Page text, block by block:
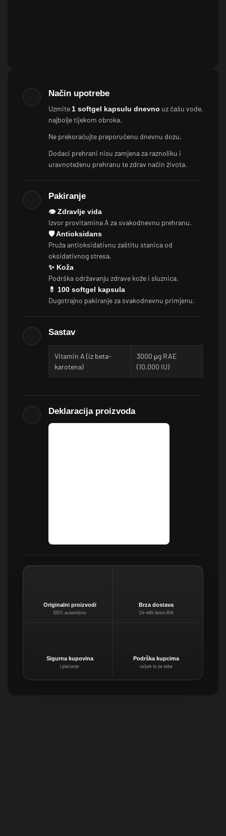
Način upotrebe
Uzmite 1 softgel kapsulu dnevno uz čašu vode,
najbolje tijekom obroka.
Ne prekoračujte preporučenu dnevnu dozu.
Dodaci prehrani nisu zamjena za raznoliku i
uravnoteženu prehranu te zdrav način života.
Pakiranje
👁️ Zdravlje vida
Izvor provitamina A za svakodnevnu prehranu.
🛡️ Antioksidans
Pruža antioksidativnu zaštitu stanica od
oksidativnog stresa.
✨ Koža
Podrška održavanju zdrave kože i sluznica.
💊 100 softgel kapsula
Dugotrajno pakiranje za svakodnevnu primjenu.
Sastav
Vitamin A (iz beta-
karotena)
3000 μg RAE
(10.000 IU)
Deklaracija proizvoda
Originalni proizvodi
100% autentično
Brza dostava
24–48h širom BiH
Sigurna kupovina
i plaćanje
Podrška kupcima
uvijek tu za tebe